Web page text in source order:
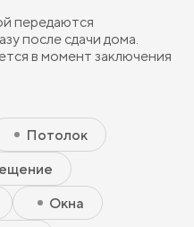
передаются
после сдачи дома.
в момент заключения
базовая
базовая
Потолок
Окна